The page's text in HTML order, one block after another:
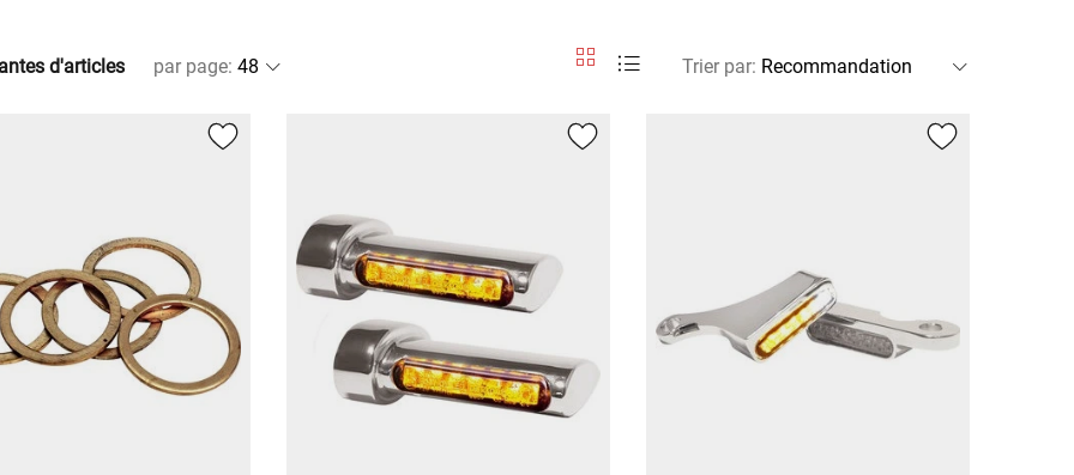
d'articles par page: Trier par: